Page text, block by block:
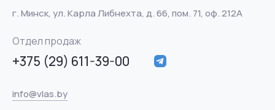
г. Минск, ул. Карла Либнехта, д. 66, пом. 71, оф. 212А
Отдел продаж
+375 (29) 611-39-00
info@vlas.by